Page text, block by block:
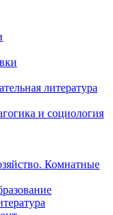
литература
и социология
Комнатные